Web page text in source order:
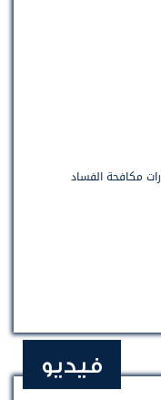
مكافحة الفساد
فيديو